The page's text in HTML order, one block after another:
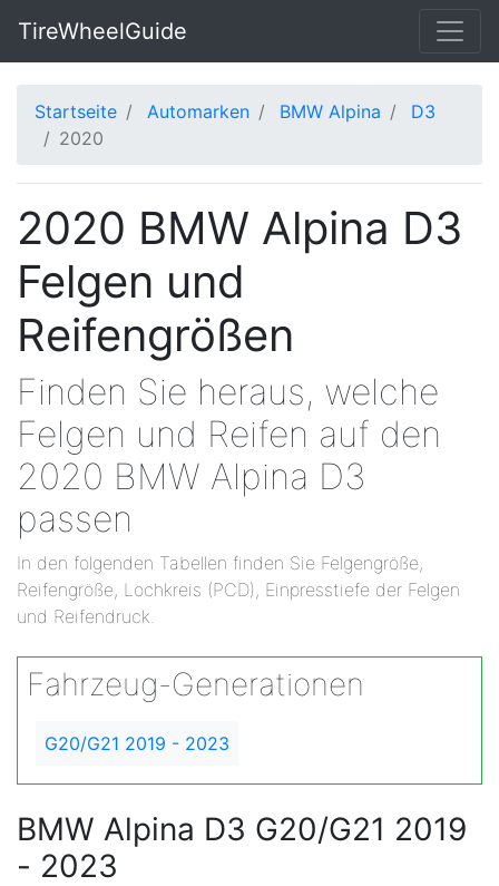
TireWheelGuide
Startseite Automarken BMW Alpina
D3
2020
2020 BMW Alpina D3
Felgen und
Reifengrößen
Finden Sie heraus, welche
Felgen und Reifen auf den
2020 BMW Alpina D3
passen
In den folgenden Tabellen finden Sie Felgengröße,
Reifengröße, Lochkreis (PCD), Einpresstiefe der Felgen
und Reifendruck.
Fahrzeug-Generationen
G20/G21 2019 - 2023
BMW Alpina D3 G20/G21 2019
- 2023